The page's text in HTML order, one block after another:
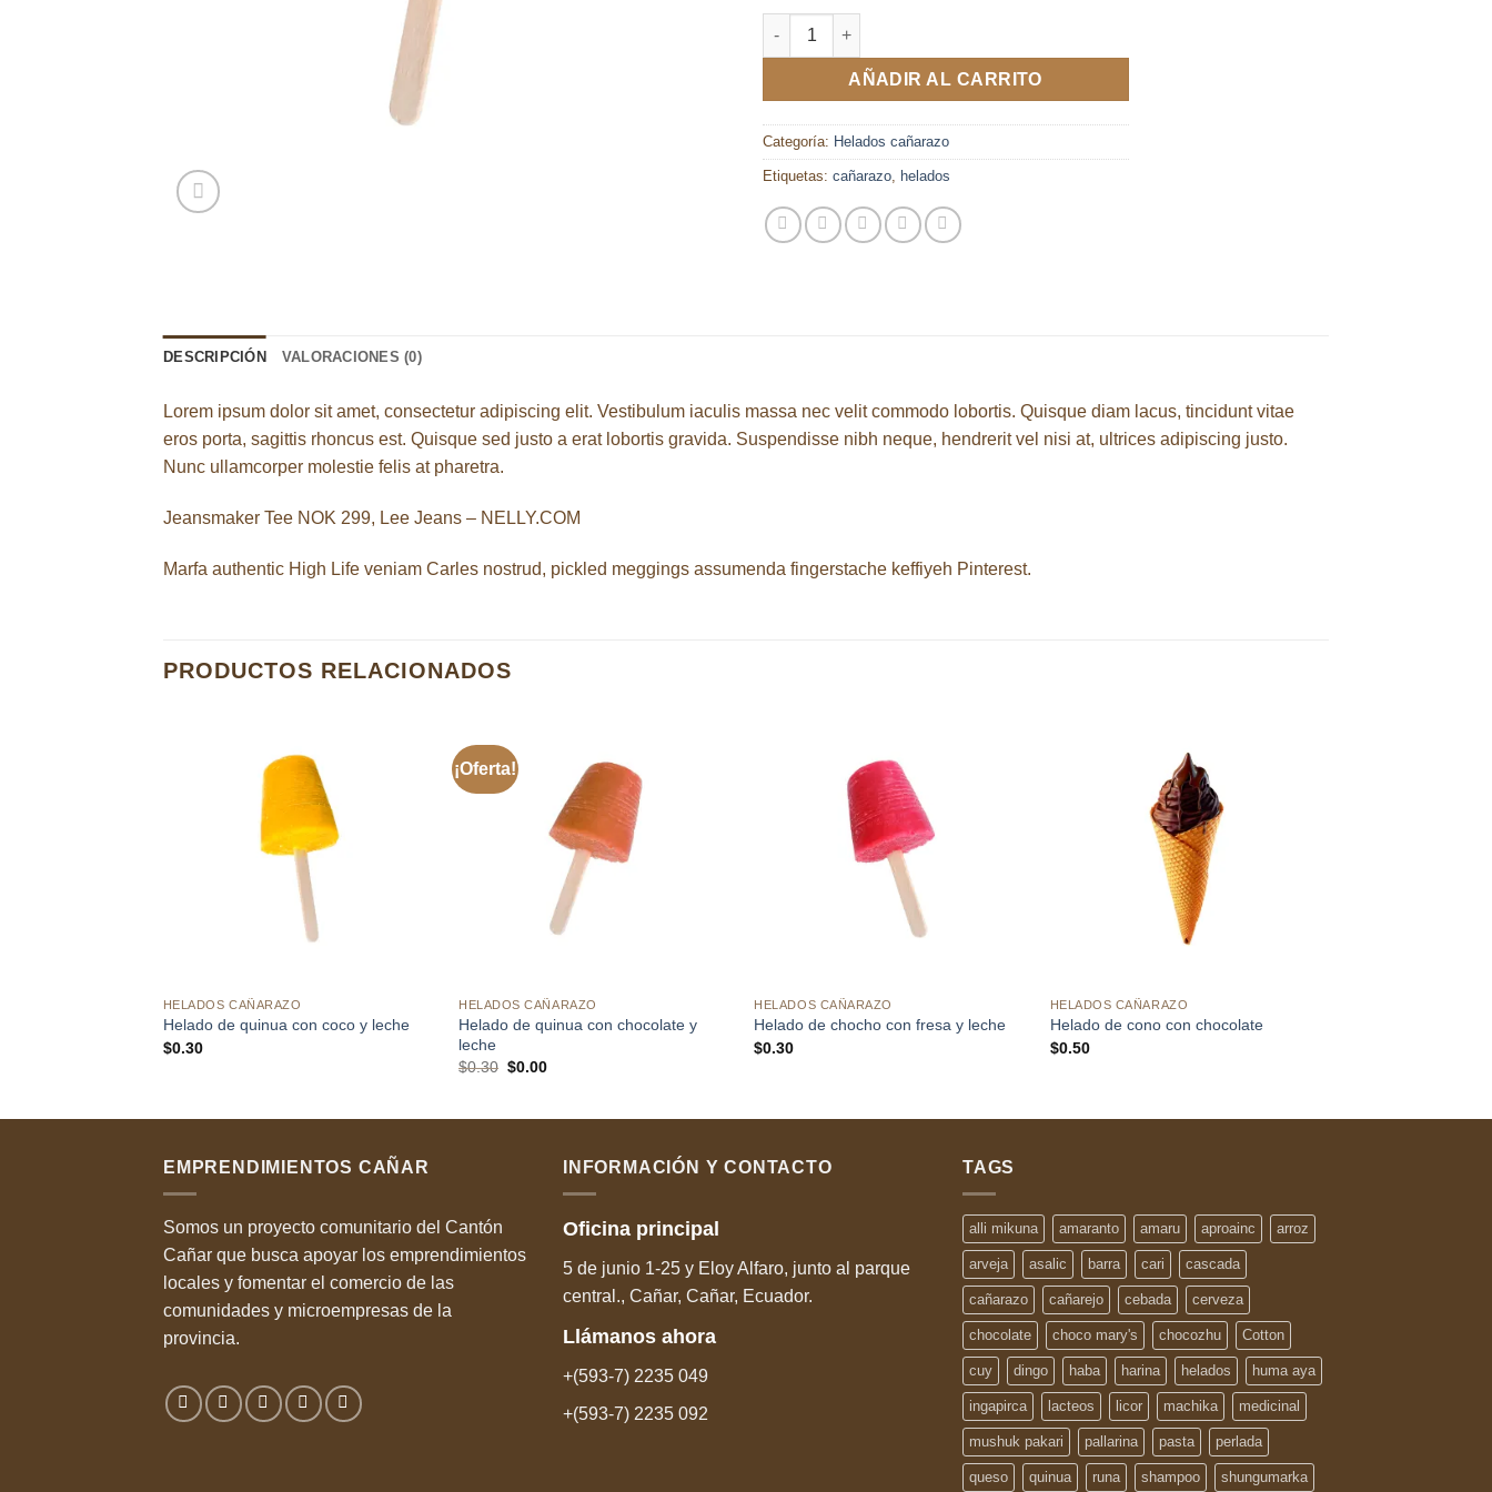
Helado de amaranto con chicle y leche cantidad
AÑADIR AL CARRITO
Categoría: Helados cañarazo
Etiquetas: cañarazo helados
DESCRIPCIÓN VALORACIONES (0)
Lorem ipsum dolor sit amet, consectetur adipiscing elit. Vestibulum iaculis massa nec velit commodo lobortis. Quisque diam lacus, tincidunt vitae
eros porta, sagittis rhoncus est. Quisque sed justo a erat lobortis gravida. Suspendisse nibh neque, hendrerit vel nisi at, ultrices adipiscing justo.
Nunc ullamcorper molestie felis at pharetra.
Jeansmaker Tee NOK 299, Lee Jeans – NELLY.COM
Marfa authentic High Life veniam Carles nostrud, pickled meggings assumenda fingerstache keffiyeh Pinterest.
PRODUCTOS RELACIONADOS
HELADOS CAÑARAZO
Helado de quinua con coco y leche
$0.30
¡Oferta!
HELADOS CAÑARAZO
Helado de quinua con chocolate y
leche
$0.30 El
$0.00El
HELADOS CAÑARAZO
Helado de chocho con fresa y leche
$0.30
HELADOS CAÑARAZO
Helado de cono con chocolate
$0.50
EMPRENDIMIENTOS CAÑAR
Somos un proyecto comunitario del Cantón
Cañar que busca apoyar los emprendimientos
locales y fomentar el comercio de las
comunidades y microempresas de la
provincia.
INFORMACIÓN Y CONTACTO
Oficina principal
5 de junio 1-25 y Eloy Alfaro, junto al parque
central., Cañar, Cañar, Ecuador.
Llámanos ahora
+(593-7) 2235 049
+(593-7) 2235 092
TAGS
alli mikuna amaranto amaru aproainc arroz
arveja asalic barra cari cascada
cañarazo cañarejo cebada cerveza
chocolate choco mary's chocozhu Cotton
cuy dingo haba harina helados huma aya
ingapirca lacteos licor machika medicinal
mushuk pakari pallarina pasta perlada
queso quinua runa shampoo shungumarka